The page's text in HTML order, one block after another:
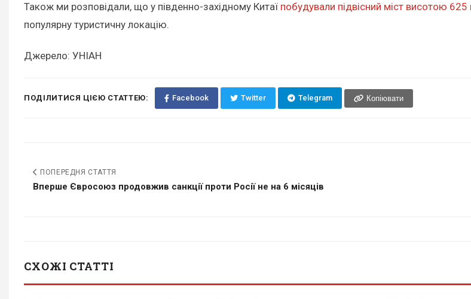
Також ми розповідали, що у південно-західному Китаї побудували підвісний міст висотою 625
популярну туристичну локацію.
Джерело: УНІАН
ПОДІЛИТИСЯ ЦІЄЮ СТАТТЕЮ: Facebook Twitter Telegram Копіювати
ПОПЕРЕДНЯ СТАТТЯ
Вперше Євросоюз продовжив санкції проти Росії не на 6 місяців
СХОЖІ СТАТТІ